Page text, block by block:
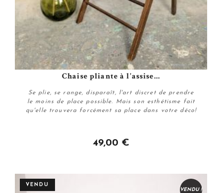
Chaise pliante à l'assise...
Se plie, se range, disparaît, l'art discret de prendre
le moins de place possible. Mais son esthétisme fait
qu'elle trouvera forcément sa place dans votre déco!
49,00 €
VENDU !
VENDU